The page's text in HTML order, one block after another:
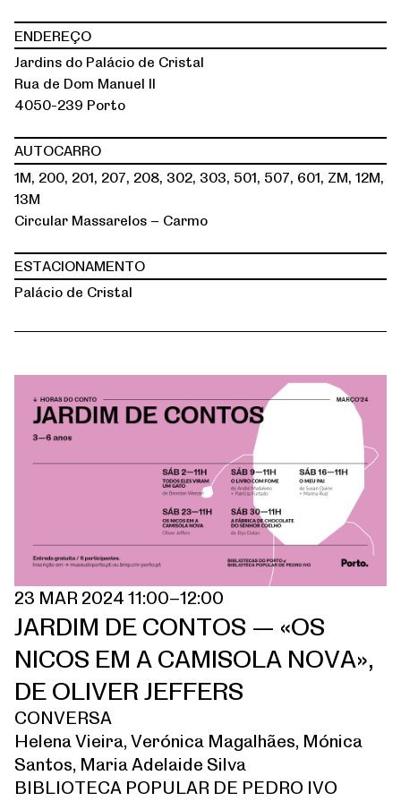
ENDEREÇO
Jardins do Palácio de Cristal
Rua de Dom Manuel II
4050-239 Porto
AUTOCARRO
1M, 200, 201, 207, 208, 302, 303, 501, 507, 601, ZM, 12M,
13M
Circular Massarelos – Carmo
ESTACIONAMENTO
Palácio de Cristal
23 MAR 2024 11:00–12:00
JARDIM DE CONTOS — «OS
NICOS EM A CAMISOLA NOVA»,
DE OLIVER JEFFERS
CONVERSA
Helena Vieira, Verónica Magalhães, Mónica
Santos, Maria Adelaide Silva
BIBLIOTECA POPULAR DE PEDRO IVO